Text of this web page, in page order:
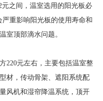
之间，温室选用的阳光板必
重影响阳光板的使用寿命和
室顶部滴水问题。
220元左右，主要包括温室整
材，传动骨架、遮阳系统配
风机和湿帘降温系统，顶开